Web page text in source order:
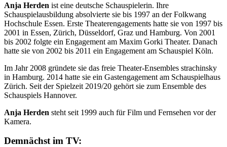
Anja Herden ist eine deutsche Schauspielerin. Ihre
Schauspielausbildung absolvierte sie bis 1997 an der Folkwang
Hochschule Essen. Erste Theaterengagements hatte sie von 1997 bis
2001 in Essen, Zürich, Düsseldorf, Graz und Hamburg. Von 2001
bis 2002 folgte ein Engagement am Maxim Gorki Theater. Danach
hatte sie von 2002 bis 2011 ein Engagement am Schauspiel Köln.
Im Jahr 2008 gründete sie das freie Theater-Ensembles strachinsky
in Hamburg. 2014 hatte sie ein Gastengagement am Schauspielhaus
Zürich. Seit der Spielzeit 2019/20 gehört sie zum Ensemble des
Schauspiels Hannover.
Anja Herden steht seit 1999 auch für Film und Fernsehen vor der
Kamera.
Demnächst im TV: